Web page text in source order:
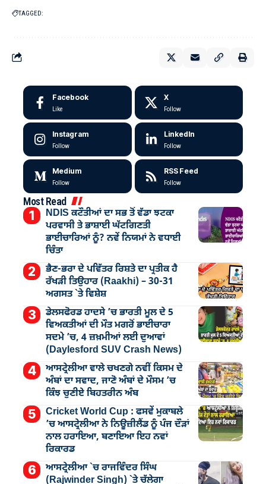
TAGGED:
Facebook
Like
X
Follow
Instagram
Follow
LinkedIn
Follow
Medium
Follow
RSS Feed
Follow
Most Read
NDIS ਕਟੌਤੀਆਂ ਦਾ ਸਭ ਤੋਂ ਵੱਡਾ ਝਟਕਾ
ਪਰਵਾਸੀ ਤੇ ਭਾਸ਼ਾਈ ਘੱਟਗਿਣਤੀ
ਭਾਈਚਾਰਿਆਂ ਨੂੰ? ਨਵੇਂ ਨਿਯਮਾਂ ਨੇ ਵਧਾਈ
ਚਿੰਤਾ
ਭੈਣ-ਭਰਾ ਦੇ ਪਵਿੱਤਰ ਰਿਸ਼ਤੇ ਦਾ ਪ੍ਰਤੀਕ ਹੈ
ਰੱਖੜੀ ਤਿਉਹਾਰ (Raakhi) – 30-31
ਅਗਸਤ `ਤੇ ਵਿਸ਼ੇਸ਼
ਡੇਲਸਫੋਰਡ ਹਾਦਸੇ ’ਚ ਭਾਰਤੀ ਮੂਲ ਦੇ 5
ਵਿਅਕਤੀਆਂ ਦੀ ਮੌਤ ਮਗਰੋਂ ਭਾਈਚਾਰਾ
ਸਦਮੇ ’ਚ, 4 ਜ਼ਖ਼ਮੀਆਂ ਲਈ ਦੁਆਵਾਂ
(Daylesford SUV Crash News)
ਆਸਟ੍ਰੇਲੀਆ ਵਾਲੇ ਚਖਣਗੇ ਨਵੀਂ ਕਿਸਮ ਦੇ
ਅੰਬਾਂ ਦਾ ਸਵਾਦ, ਜਾਣੋ ਅੰਬਾਂ ਦੇ ਮੌਸਮ ’ਚ
ਕਿੰਝ ਚੁਣੀਏ ਬਿਹਤਰੀਨ ਅੰਬ
Cricket World Cup : ਫਸਵੇਂ ਮੁਕਾਬਲੇ
’ਚ ਆਸਟ੍ਰੇਲੀਆ ਨੇ ਨਿਊਜ਼ੀਲੈਂਡ ਨੂੰ ਪੰਜ ਦੌੜਾਂ
ਨਾਲ ਹਰਾਇਆ, ਬਣਾਇਆ ਇਹ ਨਵਾਂ
ਰਿਕਾਰਡ
ਆਸਟ੍ਰੇਲੀਆ `ਚ ਰਾਜਵਿੰਦਰ ਸਿੰਘ
(Rajwinder Singh) `ਤੇ ਚੱਲੇਗਾ